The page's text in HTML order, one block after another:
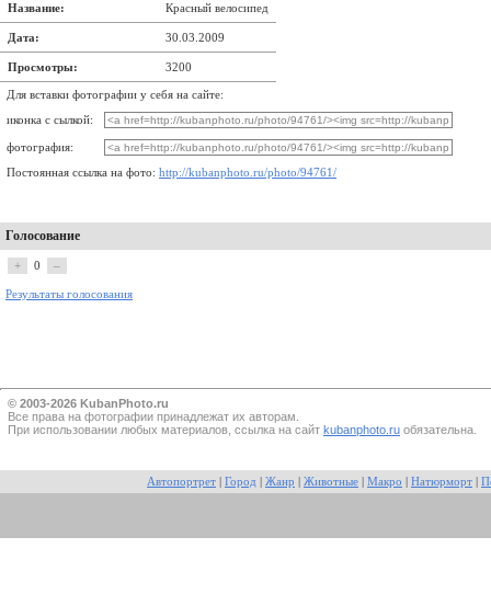
Название: Красный велосипед
Дата: 30.03.2009
Просмотры: 3200
Для вставки фотографии у себя на сайте:
иконка с сылкой:
фотография:
Постоянная ссылка на фото: http://kubanphoto.ru/photo/94761/
Голосование
+ 0 –
Результаты голосования
© 2003-2026 KubanPhoto.ru
Все прaва на фотографии принадлежат их авторам.
При использовании любых материалов, ссылка на сайт kubanphoto.ru обязательна.
Автопортрет Город Жанр Животные Макро Натюрморт